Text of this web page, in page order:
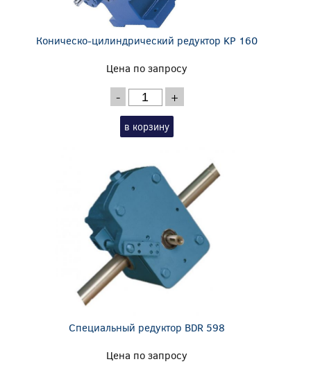
Коническо-цилиндрический редуктор KP 160
Цена по запросу
- +
в корзину
Специальный редуктор BDR 598
Цена по запросу